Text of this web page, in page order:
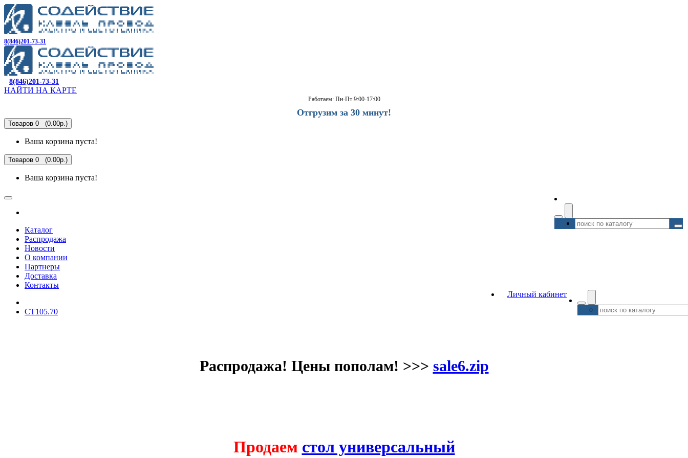
8(846)201-73-31
8(846)201-73-31
НАЙТИ НА КАРТЕ
Работаем: Пн-Пт 9:00-17:00
Отгрузим за 30 минут!
Товаров 0 (0.00р.)
Ваша корзина пуста!
Товаров 0 (0.00р.)
Ваша корзина пуста!
Каталог
Распродажа
Новости
О компании
Партнеры
Доставка
Контакты
Личный кабинет
CT105.70
Распродажа! Цены пополам! >>> sale6.zip
Продаем стол универсальный